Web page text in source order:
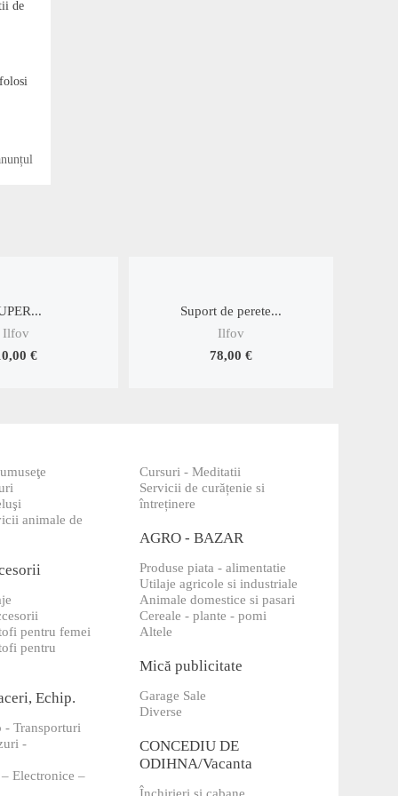
de
Ilfov
€
Suport de perete...
Ilfov
78,00 €
animale de
pentru femei
pentru
Echip.
Transporturi
-
Electronice –
Cursuri - Meditatii
Servicii de curățenie si
întreținere
AGRO - BAZAR
Produse piata - alimentatie
Utilaje agricole si industriale
Animale domestice si pasari
Cereale - plante - pomi
Altele
Mică publicitate
Garage Sale
Diverse
CONCEDIU DE
ODIHNA/Vacanta
Închirieri și cabane